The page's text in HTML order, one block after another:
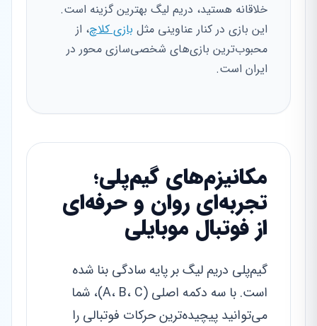
خلاقانه هستید، دریم لیگ بهترین گزینه است.
این بازی در کنار عناوینی مثل بازی کلاچ، از
محبوب‌ترین بازی‌های شخصی‌سازی محور در
ایران است.
مکانیزم‌های گیم‌پلی؛
تجربه‌ای روان و حرفه‌ای
از فوتبال موبایلی
گیم‌پلی دریم لیگ بر پایه سادگی بنا شده
است. با سه دکمه اصلی (A، B، C)، شما
می‌توانید پیچیده‌ترین حرکات فوتبالی را